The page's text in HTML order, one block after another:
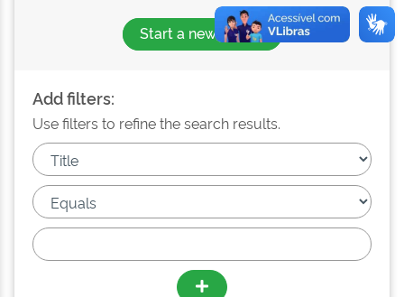
Start a new search
Add filters:
Use filters to refine the search results.